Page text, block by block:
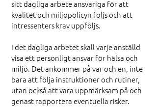
sitt dagliga arbete ansvariga för att
kvalitet och miljöpolicyn följs och att
intressenters krav uppföljs.
I det dagliga arbetet skall varje anställd
visa ett personligt ansvar för hälsa och
miljö. Det ankommer på var och en, inte
bara att följa instruktioner och rutiner,
utan också att vara uppmärksam på och
genast rapportera eventuella risker.